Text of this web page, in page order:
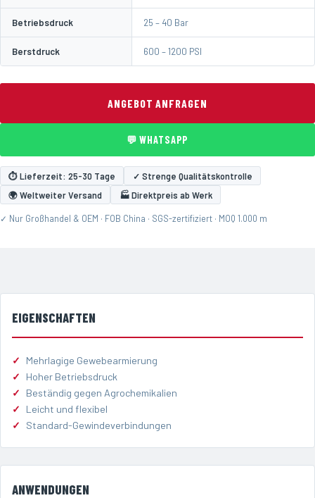
Betriebsdruck 25 – 40 Bar
Berstdruck 600 – 1200 PSI
ANGEBOT ANFRAGEN
💬 WHATSAPP
⏱ Lieferzeit: 25-30 Tage
✓ Strenge Qualitätskontrolle
🌍 Weltweiter Versand
🏭 Direktpreis ab Werk
✓ Nur Großhandel & OEM · FOB China · SGS-zertifiziert · MOQ 1.000 m
EIGENSCHAFTEN
Mehrlagige Gewebearmierung
Hoher Betriebsdruck
Beständig gegen Agrochemikalien
Leicht und flexibel
Standard-Gewindeverbindungen
ANWENDUNGEN